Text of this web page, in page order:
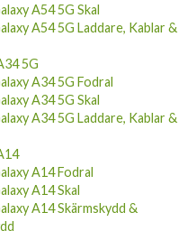
A54 5G Skal
A54 5G Laddare, Kablar &
5G
A34 5G Fodral
A34 5G Skal
A34 5G Laddare, Kablar &
A14 Fodral
A14 Skal
A14 Skärmskydd &